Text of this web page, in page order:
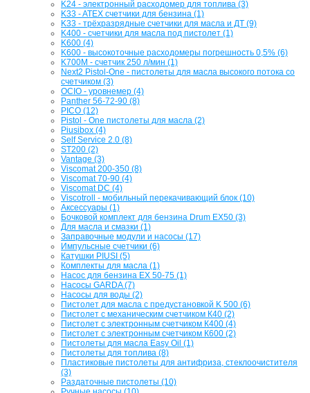
K24 - электронный расходомер для топлива (3)
K33 - ATEX счетчики для бензина (1)
K33 - трёхразрядные счетчики для масла и ДТ (9)
K400 - счетчики для масла под пистолет (1)
K600 (4)
K600 - высокоточные расходомеры погрешность 0,5% (6)
K700M - счетчик 250 л/мин (1)
Next2 Pistol-One - пистолеты для масла высокого потока со
счетчиком (3)
OCIO - уровнемер (4)
Panther 56-72-90 (8)
PICO (12)
Pistol - One пистолеты для масла (2)
Piusibox (4)
Self Service 2.0 (8)
ST200 (2)
Vantage (3)
Viscomat 200-350 (8)
Viscomat 70-90 (4)
Viscomat DC (4)
Viscotroll - мобильный перекачивающий блок (10)
Аксессуары (1)
Бочковой комплект для бензина Drum EX50 (3)
Для масла и смазки (1)
Заправочные модули и насосы (17)
Импульсные счетчики (6)
Катушки PIUSI (5)
Комплекты для масла (1)
Насос для бензина EX 50-75 (1)
Насосы GARDA (7)
Насосы для воды (2)
Пистолет для масла с предустановкой K 500 (6)
Пистолет с механическим счетчиком К40 (2)
Пистолет с электронным счетчиком К400 (4)
Пистолет с электронным счетчиком К600 (2)
Пистолеты для масла Easy Oil (1)
Пистолеты для топлива (8)
Пластиковые пистолеты для антифриза, стеклоочистителя
(3)
Раздаточные пистолеты (10)